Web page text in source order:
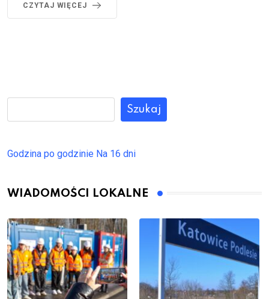
CZYTAJ WIĘCEJ
Szukaj
Godzina po godzinie Na 16 dni
WIADOMOŚCI LOKALNE